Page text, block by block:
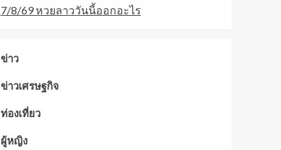
7/8/69 หวยลาววันนี้ออกอะไร
ข่าว
ข่าวเศรษฐกิจ
ท่องเที่ยว
ผู้หญิง